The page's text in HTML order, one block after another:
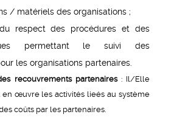
/ matériels des organisations ;
respect des procédures et des
permettant le suivi des
les organisations partenaires.
recouvrements partenaires : Il/Elle
œuvre les activités lieés au système
coûts par les partenaires.